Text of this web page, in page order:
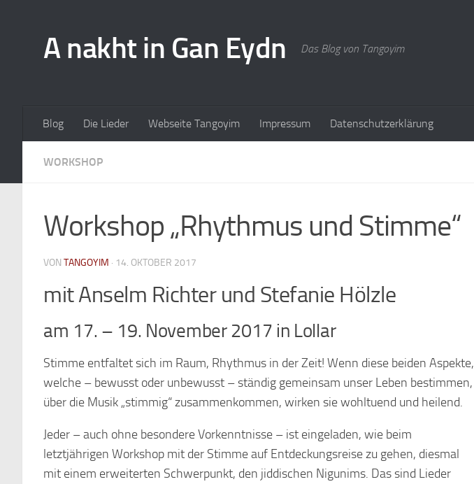
A nakht in Gan Eydn Das Blog von Tangoyim
Blog Die Lieder Webseite Tangoyim Impressum Datenschutzerklärung
WORKSHOP
Workshop „Rhythmus und Stimme“
VON TANGOYIM · 14. OKTOBER 2017
mit Anselm Richter und Stefanie Hölzle
am 17. – 19. November 2017 in Lollar
Stimme entfaltet sich im Raum, Rhythmus in der Zeit! Wenn diese beiden Aspekte,
welche – bewusst oder unbewusst – ständig gemeinsam unser Leben bestimmen,
über die Musik „stimmig“ zusammenkommen, wirken sie wohltuend und heilend.
Jeder – auch ohne besondere Vorkenntnisse – ist eingeladen, wie beim
letztjährigen Workshop mit der Stimme auf Entdeckungsreise zu gehen, diesmal
mit einem erweiterten Schwerpunkt, den jiddischen Nigunims. Das sind Lieder